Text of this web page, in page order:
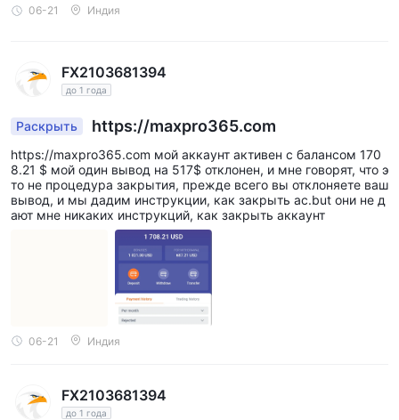
06-21 Индия
FX2103681394
до 1 года
Раскрыть https://maxpro365.com
https://maxpro365.com мой аккаунт активен с балансом 170
8.21 $ мой один вывод на 517$ отклонен, и мне говорят, что э
то не процедура закрытия, прежде всего вы отклоняете ваш
вывод, и мы дадим инструкции, как закрыть ac.but они не д
ают мне никаких инструкций, как закрыть аккаунт
06-21 Индия
FX2103681394
до 1 года